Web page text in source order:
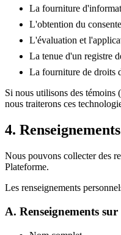
La fourniture
L'obtention du
L'évaluation et
La tenue d'un registre
La fourniture de droits
Si nous utilisons des témoins
nous traiterons ces
4.
Nous pouvons collecter des
Plateforme.
Les renseignements
A. Renseignements